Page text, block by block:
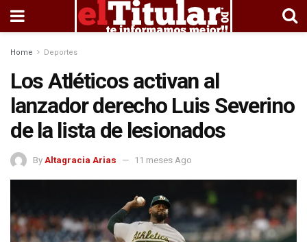
Home Deportes
Los Atléticos activan al
lanzador derecho Luis Severino
de la lista de lesionados
By Altagracia Arias 11 meses Ago